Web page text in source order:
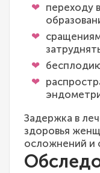
переходу
Задержка в
здоровья
осложнений и